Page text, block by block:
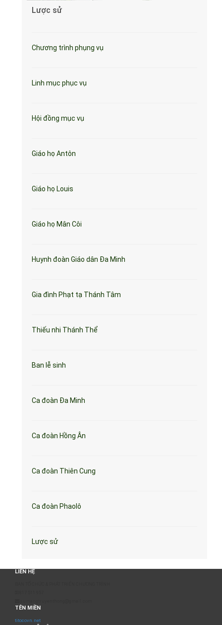
Lược sử
Chương trình phụng vụ
Linh mục phục vụ
Hội đồng mục vụ
Giáo họ Antôn
Giáo họ Louis
Giáo họ Mân Côi
Huynh đoàn Giáo dân Đa Minh
Gia đình Phạt tạ Thánh Tâm
Thiếu nhi Thánh Thể
Ban lễ sinh
Ca đoàn Đa Minh
Ca đoàn Hồng Ân
Ca đoàn Thiên Cung
Ca đoàn Phaolô
Lược sử
LIÊN HỆ
TÊN MIỀN
titocovn.net